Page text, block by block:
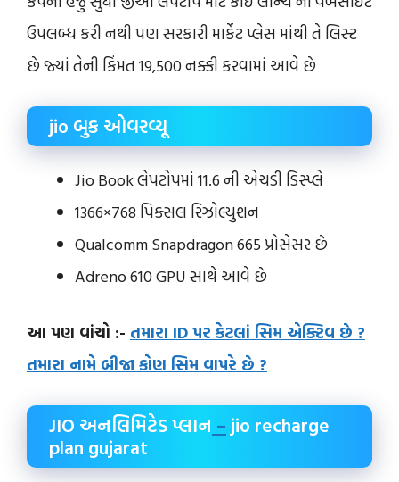
ઉપલબ્ધ કરી નથી પણ સરકારી માર્કેટ પ્લેસ માંથી તે લિસ્ટ
છે જ્યાં તેની કિંમત 19,500 નક્કી કરવામાં આવે છે
jio બુક ઓવરવ્યૂ
Jio Book લેપટોપમાં 11.6 ની એચડી ડિસ્પ્લે
1366×768 પિક્સલ રિઝોલ્યુશન
Qualcomm Snapdragon 665 પ્રોસેસર છે
Adreno 610 GPU સાથે આવે છે
આ પણ વાંચો :- તમારા ID પર કેટલાં સિમ એક્ટિવ છે ?
તમારા નામે બીજા કોણ સિમ વાપરે છે ?
JIO અનલિમિટેડ પ્લાન – jio recharge
plan gujarat